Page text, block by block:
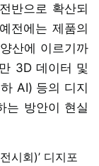
반으로 확산되
전에는 제품의
산에 이르기까
3D 데이터 및
AI) 등의 디지
는 방안이 현실